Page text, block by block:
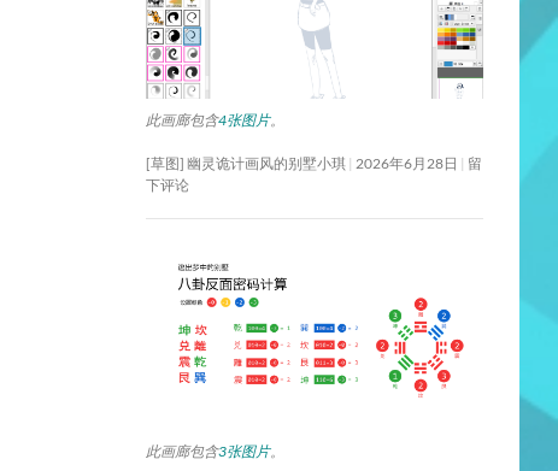
此画廊包含4张图片。
[草图] 幽灵诡计画风的别墅小琪 2026年6月28日
留
下评论
此画廊包含3张图片。